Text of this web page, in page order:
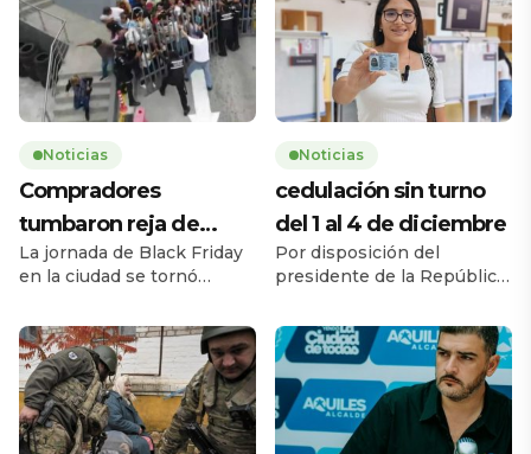
Noticias
Compradores
tumbaron reja de
supermercado
La jornada de Black Friday
en la ciudad se tornó
jueves 27 de noviembre,
cuando una multitud de
personas tumbó la reja de
un supermercado ubicado
en la avenida Carlos Julio
Arosemena, en el norte de
Noticias
cedulación sin turno
del 1 al 4 de diciembre
Por disposición del
presidente de la República,
Registro Civil del Ecuador
habilitará el servicio de
cedulación sin turno entre
el lunes 1 y el jueves 4 de
diciembre de 2025, en
horario de 08h00 a 17h00,